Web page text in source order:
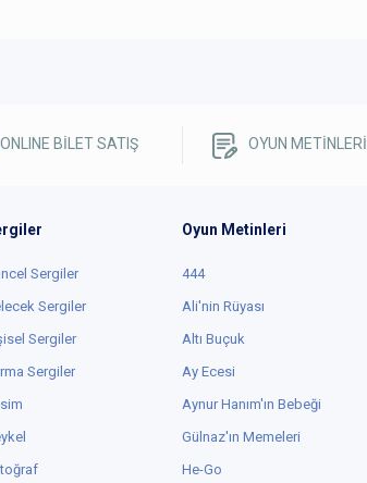
ONLINE BİLET SATIŞ OYUN
Sergiler
Sergiler
Sergiler
Sergiler
Oyun Metinleri
444
Ali'nin Rüyası
Altı Buçuk
Ay Ecesi
Aynur Hanım'ın Bebeği
Gülnaz'ın Memeleri
He-Go